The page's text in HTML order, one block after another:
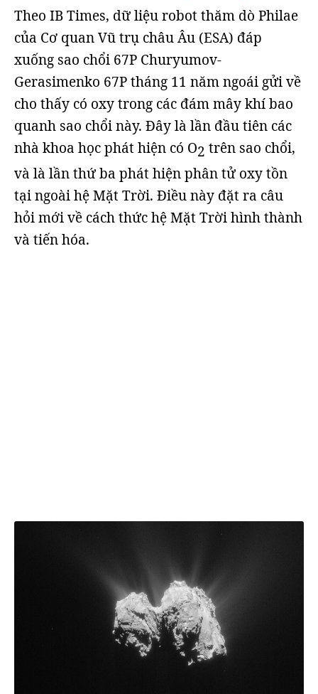
Theo IB Times, dữ liệu robot thăm dò Philae
của Cơ quan Vũ trụ châu Âu (ESA) đáp
xuống sao chổi 67P Churyumov-
Gerasimenko 67P tháng 11 năm ngoái gửi về
cho thấy có oxy trong các đám mây khí bao
quanh sao chổi này. Đây là lần đầu tiên các
nhà khoa học phát hiện có O2 trên sao chổi,
và là lần thứ ba phát hiện phân tử oxy tồn
tại ngoài hệ Mặt Trời. Điều này đặt ra câu
hỏi mới về cách thức hệ Mặt Trời hình thành
và tiến hóa.